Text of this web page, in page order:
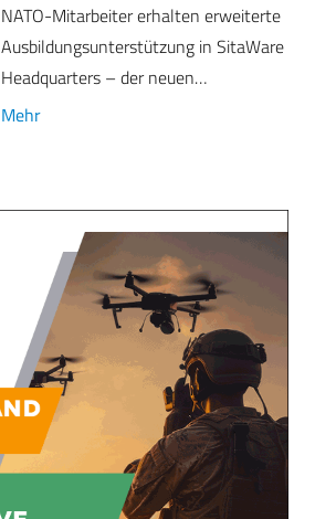
NATO-Mitarbeiter erhalten erweiterte
Ausbildungsunterstützung in SitaWare
Headquarters – der neuen…
Mehr